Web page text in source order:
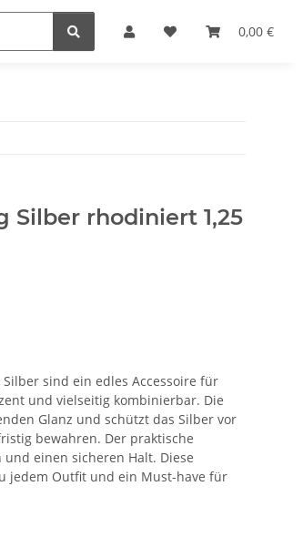
0,00 €
Silber rhodiniert 1,25
sind ein edles Accessoire für
und vielseitig kombinierbar. Die
Glanz und schützt das Silber vor
bewahren. Der praktische
einen sicheren Halt. Diese
jedem Outfit und ein Must-have für